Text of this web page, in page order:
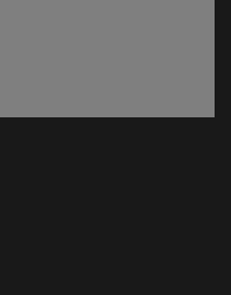
en nueva ventana)
en nueva ventana)